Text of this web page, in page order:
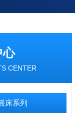
心
CENTER
床系列